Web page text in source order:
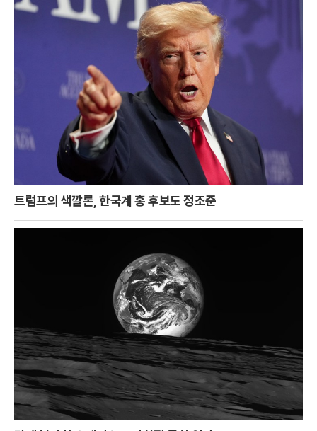
트럼프의 색깔론, 한국계 홍 후보도 정조준